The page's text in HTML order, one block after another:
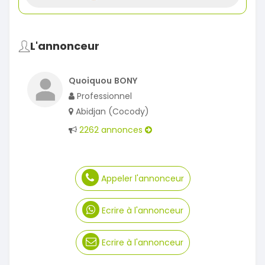
L'annonceur
Quoiquou BONY
Professionnel
Abidjan (Cocody)
2262 annonces
Appeler l'annonceur
Ecrire à l'annonceur
Ecrire à l'annonceur